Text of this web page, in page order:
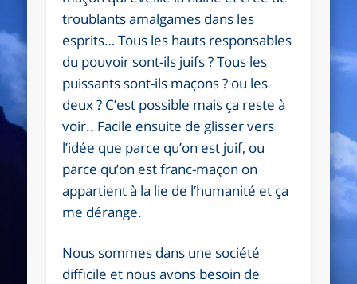
troublants amalgames dans les
esprits… Tous les hauts responsables
du pouvoir sont-ils juifs ? Tous les
puissants sont-ils maçons ? ou les
deux ? C’est possible mais ça reste à
voir.. Facile ensuite de glisser vers
l’idée que parce qu’on est juif, ou
parce qu’on est franc-maçon on
appartient à la lie de l’humanité et ça
me dérange.
Nous sommes dans une société
difficile et nous avons besoin de